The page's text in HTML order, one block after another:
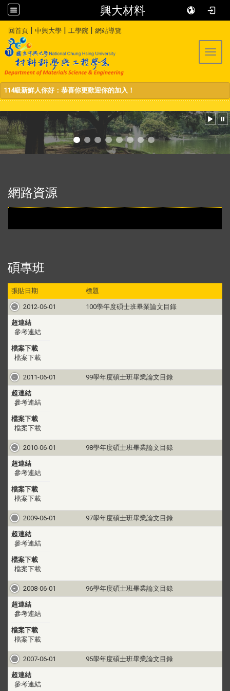
興大材料
回首頁 | 中興大學 | 工學院 | 網站導覽
114級新鮮人你好：恭喜你更歡迎你的加入！
網路資源
碩專班
張貼日期 標題
2012-06-01 100學年度碩士班畢業論文目錄
超連結
參考連結
檔案下載
檔案下載
2011-06-01 99學年度碩士班畢業論文目錄
超連結
參考連結
檔案下載
檔案下載
2010-06-01 98學年度碩士班畢業論文目錄
超連結
參考連結
檔案下載
檔案下載
2009-06-01 97學年度碩士班畢業論文目錄
超連結
參考連結
檔案下載
檔案下載
2008-06-01 96學年度碩士班畢業論文目錄
超連結
參考連結
檔案下載
檔案下載
2007-06-01 95學年度碩士班畢業論文目錄
超連結
參考連結